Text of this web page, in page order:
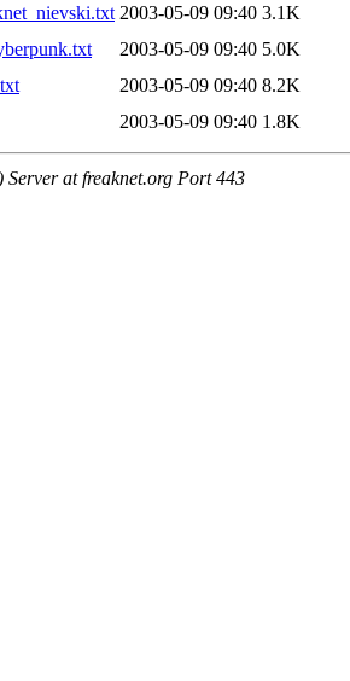
2003-05-09 09:40 3.1K
2003-05-09 09:40 5.0K
2003-05-09 09:40 8.2K
2003-05-09 09:40 1.8K
at freaknet.org Port 443